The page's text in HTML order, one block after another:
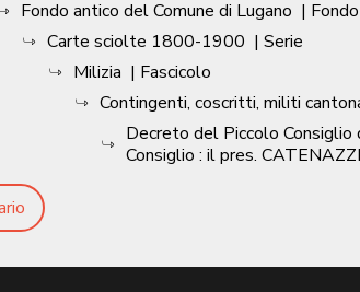
Fondo antico del Comune di Lugano | Fondo
Carte sciolte 1800-1900 | Serie
Milizia | Fascicolo
Contingenti, coscritti, militi
Decreto del Piccolo Consiglio
Consiglio : il pres.